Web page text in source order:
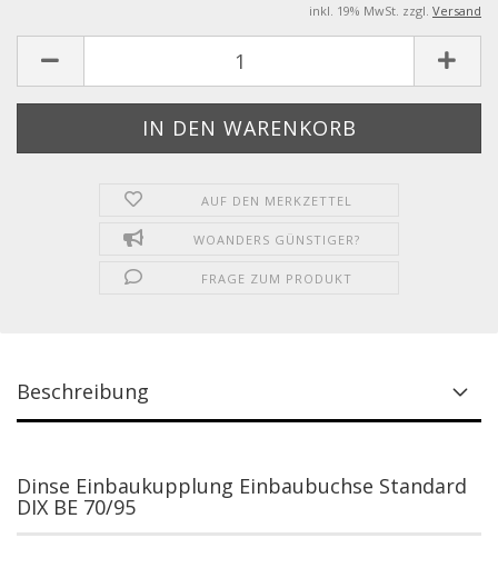
inkl. 19% MwSt. zzgl. Versand
AUF DEN MERKZETTEL
WOANDERS GÜNSTIGER?
FRAGE ZUM PRODUKT
Beschreibung
Dinse Einbaukupplung Einbaubuchse Standard
DIX BE 70/95